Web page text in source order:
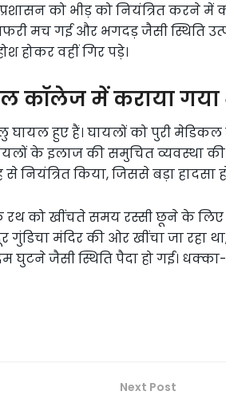
को भीड़ को नियंत्रित करने में
मच गई और भगदड़ जैसी स्थिति
होकर वहीं गिर पड़े।
कॉलेज में कराया गया
घायल हुए हैं। घायलों को पुरी मेडिकल
के इलाज की समुचित व्यवस्था
नियंत्रित किया, जिससे बड़ा हादसा
रथ को खींचते समय रस्सी छूने के लिए
मंदिर की ओर खींचा जा रहा
घुटने जैसी स्थिति पैदा हो गई।
Next Post